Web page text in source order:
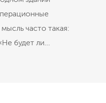
часто такая:
будет ли...